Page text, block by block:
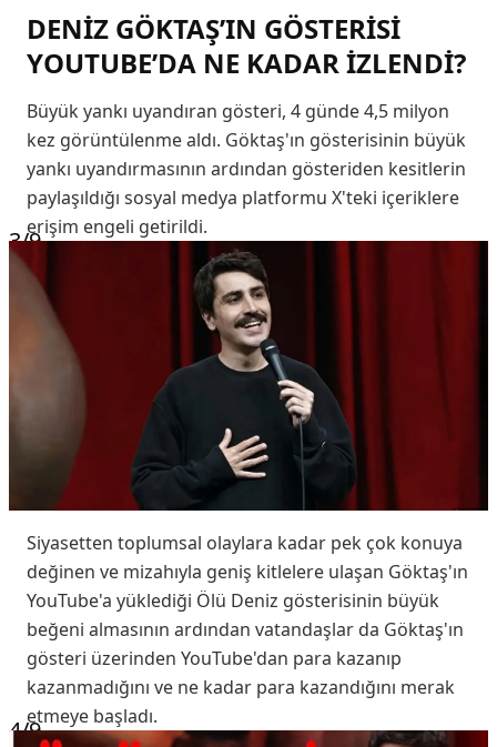
DENİZ GÖKTAŞ’IN GÖSTERİSİ
YOUTUBE’DA NE KADAR İZLENDİ?
Büyük yankı uyandıran gösteri, 4 günde 4,5 milyon
kez görüntülenme aldı. Göktaş'ın gösterisinin büyük
yankı uyandırmasının ardından gösteriden kesitlerin
paylaşıldığı sosyal medya platformu X'teki içeriklere
erişim engeli getirildi.
3/9
Siyasetten toplumsal olaylara kadar pek çok konuya
değinen ve mizahıyla geniş kitlelere ulaşan Göktaş'ın
YouTube'a yüklediği Ölü Deniz gösterisinin büyük
beğeni almasının ardından vatandaşlar da Göktaş'ın
gösteri üzerinden YouTube'dan para kazanıp
kazanmadığını ve ne kadar para kazandığını merak
etmeye başladı.
4/9